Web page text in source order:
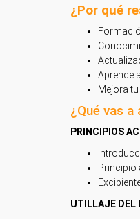
¿Por qué
Aprende
Mejora
¿Qué vas a
PRINCIPIOS
Principio
UTILLAJE DEL